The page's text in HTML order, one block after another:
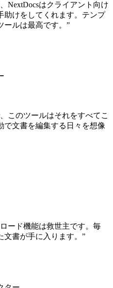
NextDocsはクライアント向け
助けをしてくれます。テンプ
ルは最高です。 ”
このツールはそれをすべてこ
で文書を編集する日々を想像
ード機能は救世主です。毎
書が手に入ります。 ”